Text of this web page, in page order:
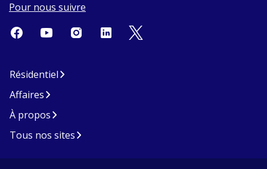
Pour nous suivre
Résidentiel
Affaires
À propos
Tous nos sites